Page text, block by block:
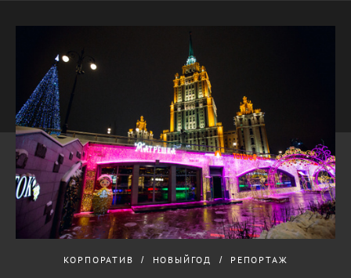
КОРПОРАТИВ НОВЫЙГОД РЕПОРТАЖ